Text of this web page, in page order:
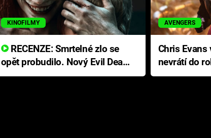
KINOFILMY
RECENZE: Smrtelné zlo se
opět probudilo. Nový Evil Dead
přichází s neodolatelnou
AVENGERS
Chris
nevrátí do
Ameriky